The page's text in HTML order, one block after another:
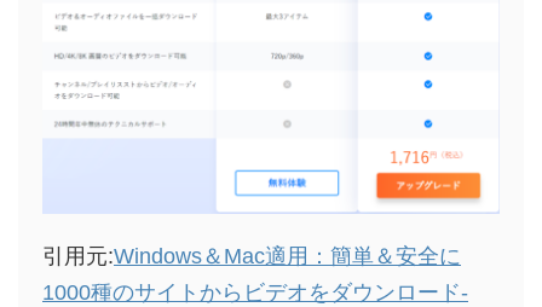
引用元:Windows＆Mac適用：簡単＆安全に
1000種のサイトからビデオをダウンロード-